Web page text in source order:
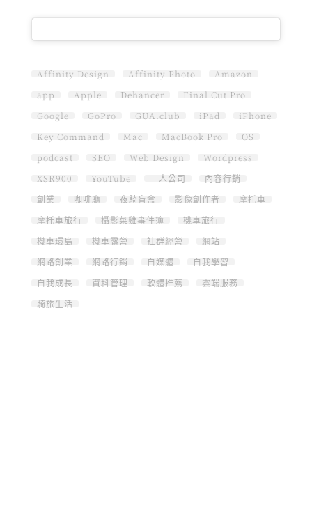
Affinity Design Affinity Photo
Amazon
app
Apple Dehancer
Final Cut Pro
Google
GoPro GUA.club iPad
iPhone
Key Command
Mac MacBook Pro
OS
podcast
SEO Web Design
Wordpress
XSR900
YouTube 一人公司
內容行銷
創業
咖啡廳 夜騎盲盒 影像創作者
摩托車
摩托車旅行
攝影菜雞事件簿
機車旅行
機車環島
機車露營 社群經營
網站
網路創業
網路行銷 自媒體
自我學習
自我成長
資料管理 軟體推薦
雲端服務
騎旅生活